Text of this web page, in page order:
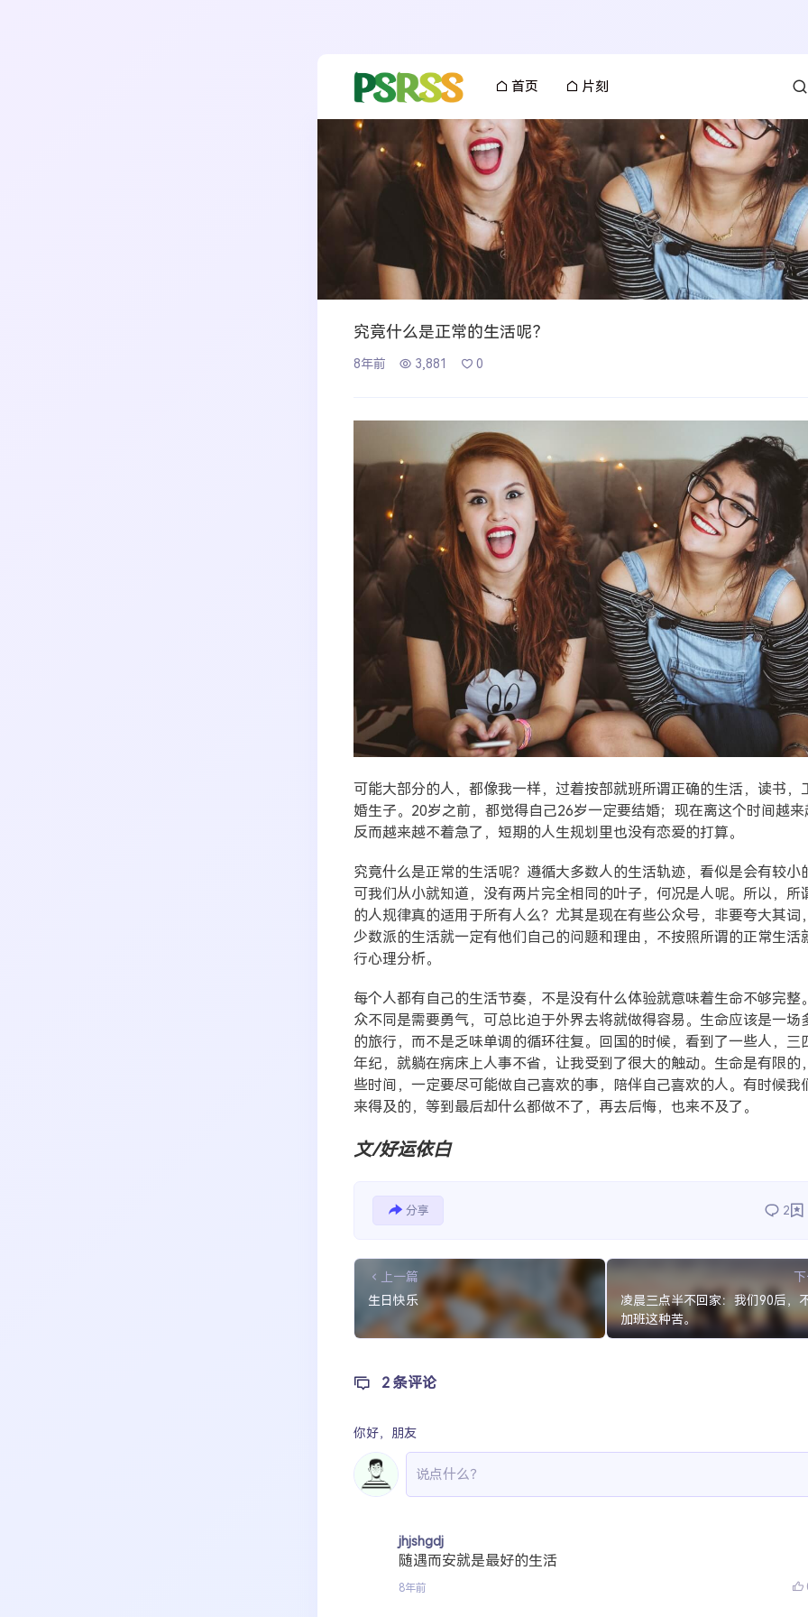
首页 片刻
究竟什么是正常的生活呢？
8年前 3,881 0
可能大部分的人，都像我一样，过着按部就班所谓正确的生活，读书，
婚生子。20岁之前，都觉得自己26岁一定要结婚；现在离这个时间越来
反而越来越不着急了，短期的人生规划里也没有恋爱的打算。
究竟什么是正常的生活呢？遵循大多数人的生活轨迹，看似是会有较小
可我们从小就知道，没有两片完全相同的叶子，何况是人呢。所以，所
的人规律真的适用于所有人么？尤其是现在有些公众号，非要夸大其词
少数派的生活就一定有他们自己的问题和理由，不按照所谓的正常生活
行心理分析。
每个人都有自己的生活节奏，不是没有什么体验就意味着生命不够完整
众不同是需要勇气，可总比迫于外界去将就做得容易。生命应该是一场
的旅行，而不是乏味单调的循环往复。回国的时候，看到了一些人，三
年纪，就躺在病床上人事不省，让我受到了很大的触动。生命是有限的
些时间，一定要尽可能做自己喜欢的事，陪伴自己喜欢的人。有时候我
来得及的，等到最后却什么都做不了，再去后悔，也来不及了。
文/好运依白
分享 2
上一篇
生日快乐
凌晨三点半不回家：我们90后，
加班这种苦。
2 条评论
你好， 朋友
jhjshgdj
随遇而安就是最好的生活
8年前